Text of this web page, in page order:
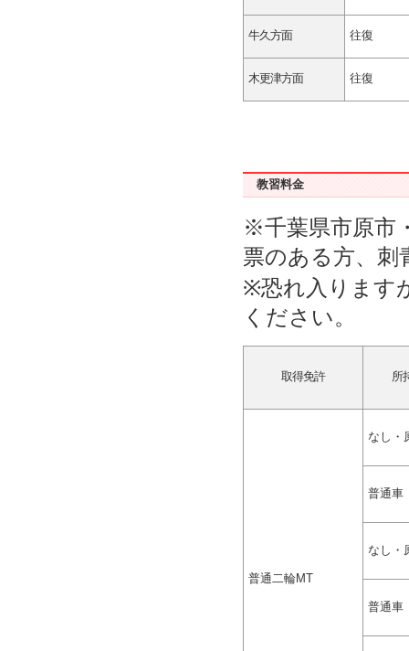
牛久方面 往復
木更津方面 往復
教習料金
※千葉県市原市
票のある方、刺
※恐れ入ります
ください。
取得免許 所
普通二輪MT
なし・
普通車
なし・
普通車